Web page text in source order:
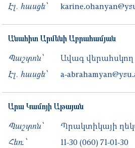
Էլ. հասցե՝
Անահիտ Արմենի Աբրահամյան
Պաշտոն՝
Ավագ վերահսկող
Էլ. հասցե՝
a-
Արա Կամոյի Աթայան
Պաշտոն՝
Պրակտիկայի
Հեռ․՝
11-30(060) 71-01-30